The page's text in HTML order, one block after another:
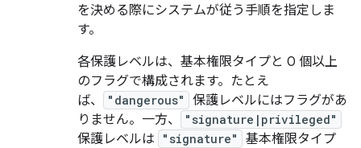
を決める際にシステムが従う手順を指定しま
す。
各保護レベルは、基本権限タイプと 0 個以上
のフラグで構成されます。たとえ
ば、
"dangerous"
保護レベルにはフラグがあ
りません。一方、
"signature|privileged"
保護レベルは "signature"
基本権限タイプ